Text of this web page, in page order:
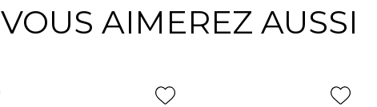
VOUS AIMEREZ AUSSI